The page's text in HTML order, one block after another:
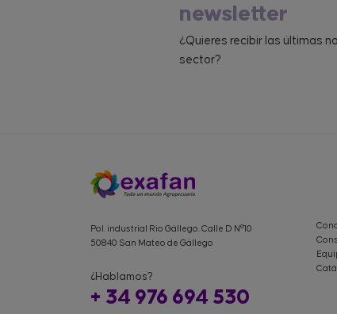
newsletter
¿Quieres recibir las últimas
sector?
Pol. industrial Rio Gállego. Calle D Nº10
50840 San Mateo de Gállego
¿Hablamos?
+ 34 976 694 530